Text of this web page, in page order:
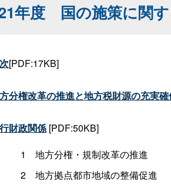
年度 国の施策に関
[PDF:17KB]
分権改革の推進と地方税財源の充実確
財政関係[PDF:50KB]
1 地方分権・規制改革の推進
2 地方拠点都市地域の整備促進